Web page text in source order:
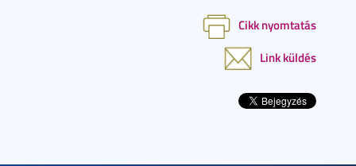
Cikk nyomtatás
Link küldés